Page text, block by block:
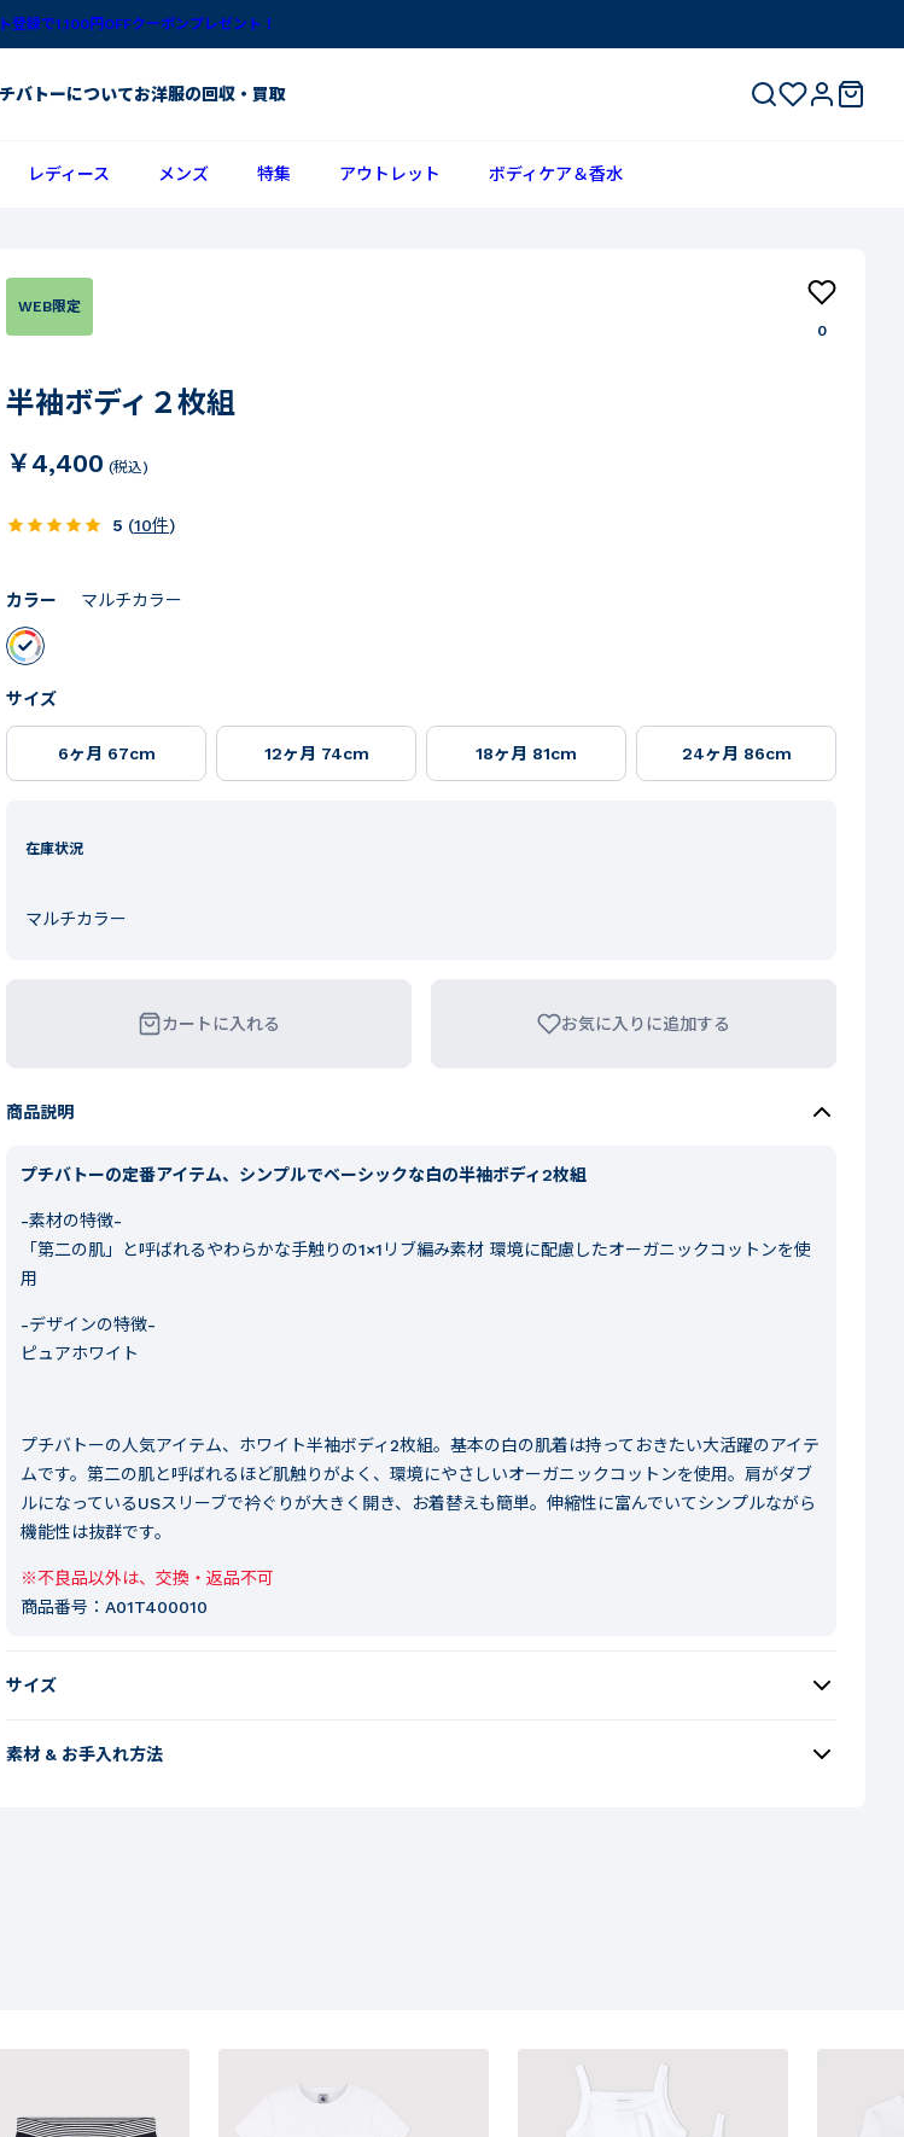
登録で1,100円OFFクーポンプレゼント！
バトーについてお洋服の回収・買取
レディース メンズ 特集 アウトレット ボディケア＆香水
WEB限定
0
半袖ボディ２枚組
￥4,400 (税込)
5 (10件)
カラー マルチカラー
サイズ
6ヶ月 67cm 12ヶ月 74cm 18ヶ月 81cm 24ヶ月 86cm
在庫状況
マルチカラー
カートに入れる お気に入りに追加する
商品説明
プチバトーの定番アイテム、シンプルでベーシックな白の半袖ボディ2枚組
-素材の特徴-
「第二の肌」と呼ばれるやわらかな手触りの1×1リブ編み素材 環境に配慮したオーガニックコットンを使
用
-デザインの特徴-
ピュアホワイト
プチバトーの人気アイテム、ホワイト半袖ボディ2枚組。基本の白の肌着は持っておきたい大活躍のアイテ
ムです。第二の肌と呼ばれるほど肌触りがよく、環境にやさしいオーガニックコットンを使用。肩がダブ
ルになっているUSスリーブで衿ぐりが大きく開き、お着替えも簡単。伸縮性に富んでいてシンプルながら
機能性は抜群です。
※不良品以外は、交換・返品不可
商品番号： A01T400010
サイズ
素材 & お手入れ方法